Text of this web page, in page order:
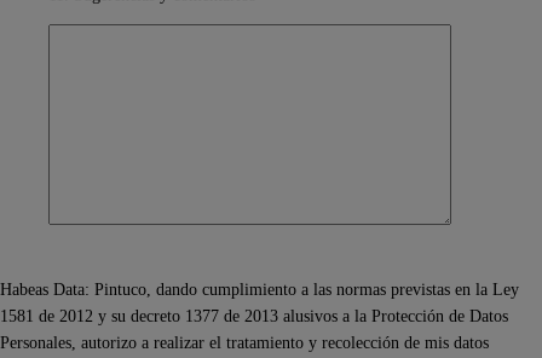
Habeas Data: Pintuco, dando cumplimiento a las normas previstas en la Ley
1581 de 2012 y su decreto 1377 de 2013 alusivos a la Protección de Datos
Personales, autorizo a realizar el tratamiento y recolección de mis datos